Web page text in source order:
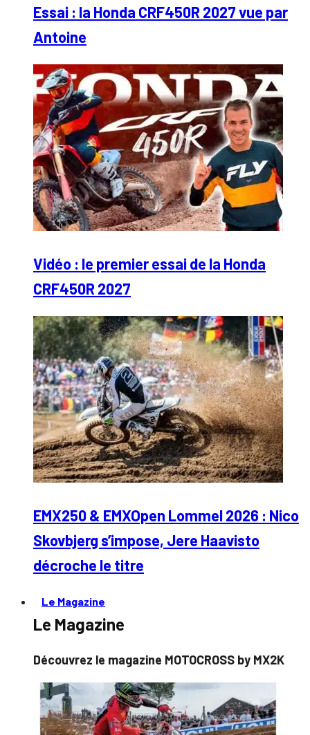
Essai : la Honda CRF450R 2027 vue par
Antoine
Vidéo : le premier essai de la Honda
CRF450R 2027
EMX250 & EMXOpen Lommel 2026 : Nico
Skovbjerg s’impose, Jere Haavisto
décroche le titre
Le Magazine
Le Magazine
Découvrez le magazine MOTOCROSS by MX2K